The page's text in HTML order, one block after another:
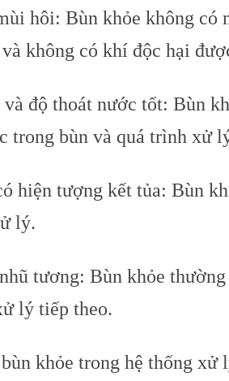
hôi: Bùn khỏe không có
không có khí độc hại
độ thoát nước tốt: Bùn
trong bùn và quá trình xử
hiện tượng kết tủa: Bùn
lý.
tương: Bùn khỏe
lý tiếp theo.
khỏe trong hệ thống xử